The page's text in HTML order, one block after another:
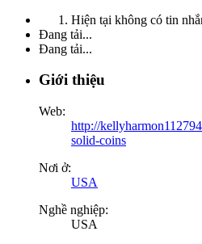
Hiện tại không có tin
Đang tải...
Đang tải...
Giới thiệu
Web:
http://
solid-coins
Nơi ở:
USA
Nghề nghiệp:
USA